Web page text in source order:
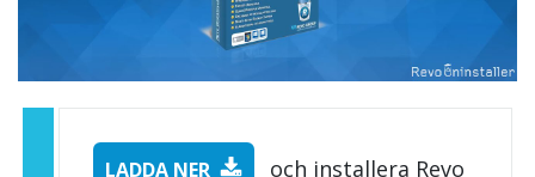
LADDA NER
och installera Revo